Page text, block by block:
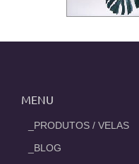
MENU
_PRODUTOS / VELAS
_BLOG